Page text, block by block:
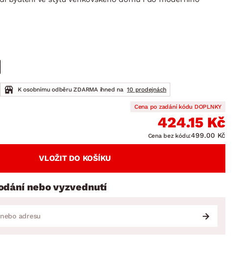
DOPLŇKY VÁNOCE
K osobnímu odběru ZDARMA ihned na 10 prodejnách
Cena po zadání kódu DOPLNKY
424.15 Kč
Cena bez kódu:499.00 Kč
VLOŽIT DO KOŠÍKU
nebo vyzvednutí